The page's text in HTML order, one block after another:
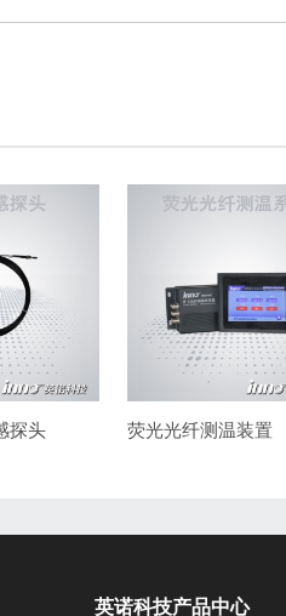
探头 荧光光纤测温装置
英诺科技产品中心